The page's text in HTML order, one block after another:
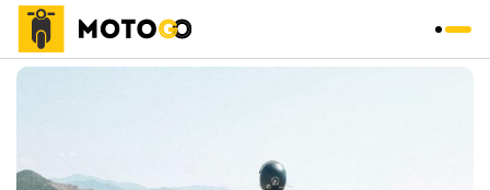
Trang chủ » Tour»